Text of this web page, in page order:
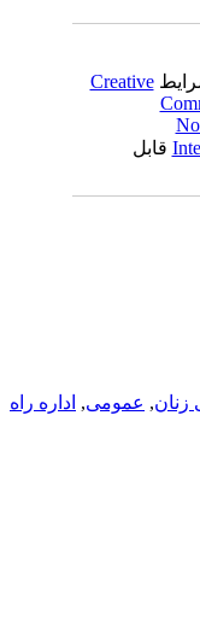
Creative
قابل
,عمومى, اداره راه